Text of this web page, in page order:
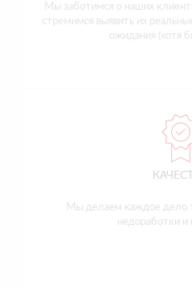
Мы заботимся о наших
стремимся выявить их
ожидания (хотя
Мы делаем каждое дело
недоработки и